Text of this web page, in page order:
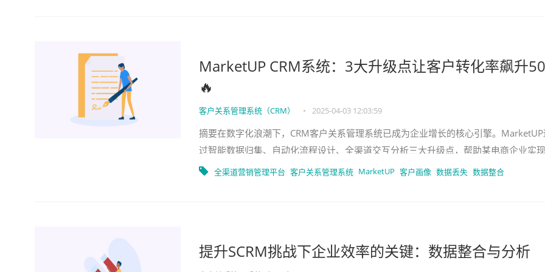
MarketUP CRM系统：3大升级点让客户转化率飙升
🔥
客户关系管理系统（CRM） • 2025-04-03 12:03:59
摘要在数字化浪潮下，CRM客户关系管理系统已成为企业增长的核心引擎。MarketUP
过智能数据归集、自动化流程设计、全渠道交互分析三大升级点，帮助某电商企业实
户转化率月均提升50%。本文将通过C
全渠道营销管理平台 客户关系管理系统 MarketUP 客户画像 数据丢失 数据整合
提升SCRM挑战下企业效率的关键：数据整合与分析